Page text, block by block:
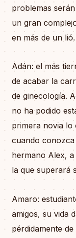
problemas
un gran
en más de un lió.
Adán: el más
de acabar la
de ginecología.
no ha podido
primera novia lo
cuando
hermano Alex,
la que superará
Amaro:
amigos, su vida
pérdidamente